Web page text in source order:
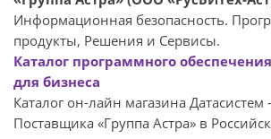
Информационная безопасность.
продукты, Решения и Сервисы.
Каталог программного
для бизнеса
Каталог он-лайн магазина
Поставщика «Группа Астра» в